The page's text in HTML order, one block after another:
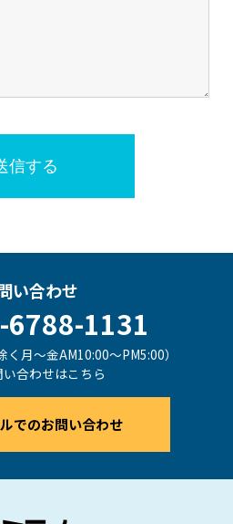
い合わせ
6788-1131
月〜金AM10:00〜PM5:00）
合わせはこちら
でのお問い合わせ